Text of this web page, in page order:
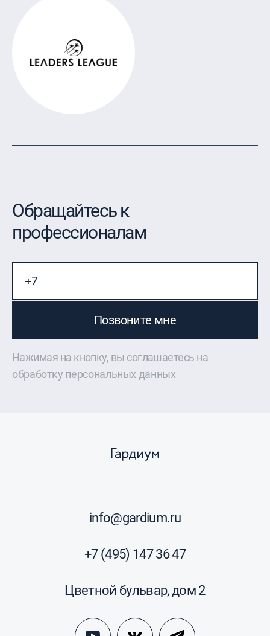
Обращайтесь к
профессионалам
Позвоните мне
Нажимая на кнопку, вы соглашаетесь на
обработку персональных данных
info@gardium.ru
+7 (495) 147 36 47
Цветной бульвар, дом 2